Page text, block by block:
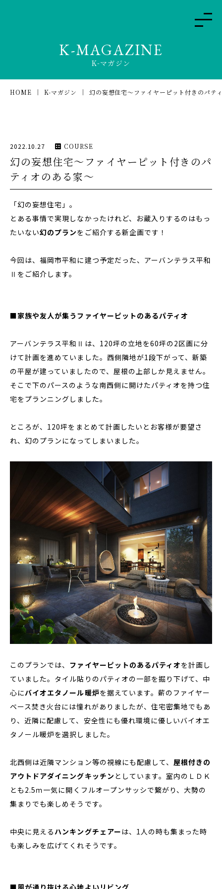
K-MAGAZINE
K-マガジン
HOME K-マガジン 幻の妄想住宅〜ファイヤーピット付きのパテ
2022.10.27 COURSE
幻の妄想住宅〜ファイヤーピット付きのパ
ティオのある家〜
「幻の妄想住宅」。
とある事情で実現しなかったけれど、お蔵入りするのはもっ
たいない幻のプランをご紹介する新企画です！
今回は、福岡市平和に建つ予定だった、アーバンテラス平和
Ⅱをご紹介します。
■家族や友人が集うファイヤーピットのあるパティオ
アーバンテラス平和Ⅱは、120坪の立地を60坪の2区画に分
けて計画を進めていました。西側隣地が1段下がって、新築
の平屋が建っていましたので、屋根の上部しか見えません。
そこで下のパースのような南西側に開けたパティオを持つ住
宅をプランニングしました。
ところが、120坪をまとめて計画したいとお客様が要望さ
れ、幻のプランになってしまいました。
このプランでは、 ファイヤーピットのあるパティオを計画し
ていました。タイル貼りのパティオの一部を掘り下げて、中
心にバイオエタノール暖炉を据えています。薪のファイヤー
ベース焚き火台には憧れがありましたが、住宅密集地でもあ
り、近隣に配慮して、安全性にも優れ環境に優しいバイオエ
タノール暖炉を選択しました。
北西側は近隣マンション等の視線にも配慮して、 屋根付きの
アウトドアダイニングキッチン としています。室内のＬＤＫ
とも2.5ｍ一気に開くフルオープンサッシで繋がり、大勢の
集まりでも楽しめそうです。
中央に見える ハンキングチェアー は、1人の時も集まった時
も楽しみを広げてくれそうです。
■風が通り抜ける心地よいリビング